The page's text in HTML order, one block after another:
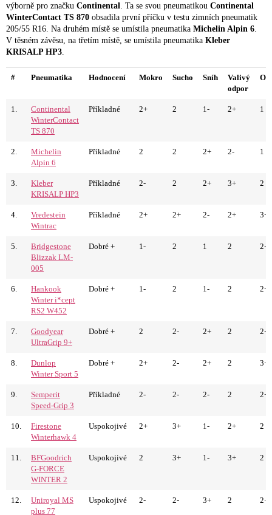
výborně pro značku Continental. Ta se svou pneumatikou Continental
WinterContact TS 870 obsadila první příčku v testu zimních pneumatik
205/55 R16. Na druhém místě se umístila pneumatika Michelin Alpin 6.
V těsném závěsu, na třetím místě, se umístila pneumatika Kleber
KRISALP HP3.
# Pneumatika Hodnocení Mokro Sucho Sníh
Valivý
odpor
1.
Continental
WinterContact
TS 870
Příkladné 2+ 2 1- 2+ 1
2.
Michelin
Alpin 6
Příkladné 2 2 2+ 2- 1
3.
Kleber
KRISALP HP3
Příkladné 2- 2 2+ 3+ 2
4.
Vredestein
Wintrac
Příkladné 2+ 2+ 2- 2+ 3+
5.
Bridgestone
Blizzak LM-
005
Dobré + 1- 2 1 2 2+
6.
Hankook
Winter i*cept
RS2 W452
Dobré + 1- 2 1- 2 2+
7.
Goodyear
UltraGrip 9+
Dobré + 2 2- 2+ 2 2+
8.
Dunlop
Winter Sport 5
Dobré + 2+ 2- 2+ 2 3+
9.
Semperit
Speed-Grip 3
Příkladné 2- 2- 2- 2 2+
10.
Firestone
Winterhawk 4
Uspokojivé 2+ 3+ 1- 2+ 2
11.
BFGoodrich
G-FORCE
WINTER 2
Uspokojivé 2 3+ 1- 3+ 2
12.
Uniroyal MS
plus 77
Uspokojivé 2- 2- 3+ 2 2+